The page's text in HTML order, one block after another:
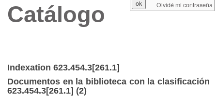
Catálogo
Indexation 623.454.3[261.1]
Documentos en la biblioteca con la clasificación
623.454.3[261.1] (2)
Olvidé mi contraseña